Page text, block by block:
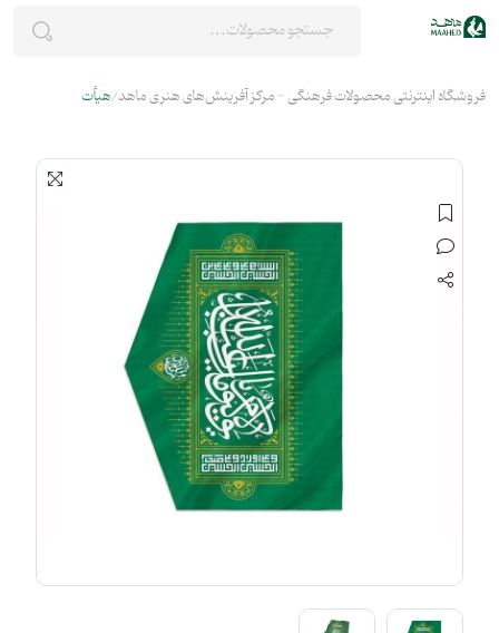
فروشگاه اینترنتی محصولات فرهنگی - مرکز آفرینش‌های هنری ماهد هیأت